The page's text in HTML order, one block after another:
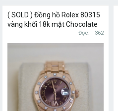
( SOLD ) Đồng hồ Rolex 80315
vàng khối 18k mặt Chocolate
cọc số la mã vành kim cương
zin
Đọc 362